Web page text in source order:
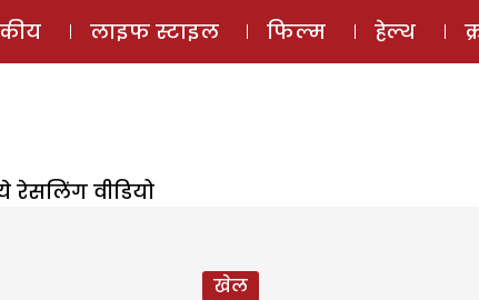
ई-मैगज़ीन
लाइफ स्टाइल फिल्म हेल्थ
रेसलिंग वीडियो
खेल